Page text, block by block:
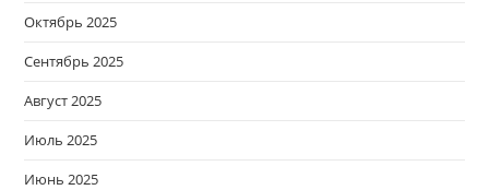
Октябрь 2025
Сентябрь 2025
Август 2025
Июль 2025
Июнь 2025